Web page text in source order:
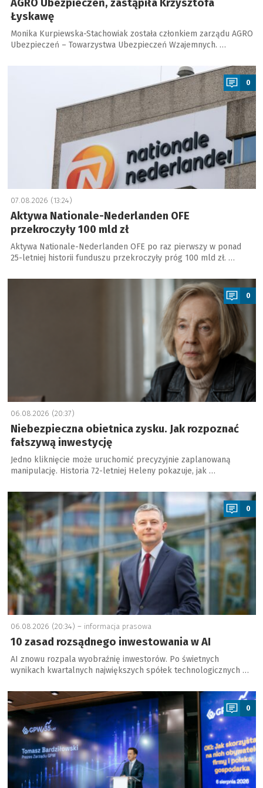
AGRO Ubezpieczeń, zastąpiła Krzysztofa
Łyskawę
Monika Kurpiewska-Stachowiak została członkiem zarządu AGRO
Ubezpieczeń – Towarzystwa Ubezpieczeń Wzajemnych. …
0
07.08.2026 (13:24)
Aktywa Nationale-Nederlanden OFE
przekroczyły 100 mld zł
Aktywa Nationale-Nederlanden OFE po raz pierwszy w ponad
25-letniej historii funduszu przekroczyły próg 100 mld zł. …
a
0
06.08.2026 (20:37)
Niebezpieczna obietnica zysku. Jak rozpoznać
fałszywą inwestycję
Jedno kliknięcie może uruchomić precyzyjnie zaplanowaną
manipulację. Historia 72-letniej Heleny pokazuje, jak …
a
0
06.08.2026 (20:34) – informacja prasowa
10 zasad rozsądnego inwestowania w AI
AI znowu rozpala wyobraźnię inwestorów. Po świetnych
wynikach kwartalnych największych spółek technologicznych …
a
0